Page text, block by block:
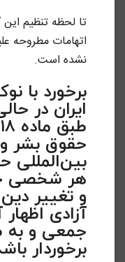
تا لحظه تنظیم
اتهامات مطروحه
نشده است.
برخورد با
ایران در
هر شخصی
و تغییر
آزادی
جمعی و به
برخوردار